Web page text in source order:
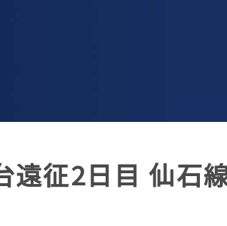
遠征2日目 仙石